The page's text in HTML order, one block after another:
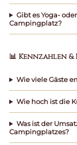
Gibt es Yoga-
Campingplatz?
📊 Kennzahlen &
Wie viele Gäste
Wie hoch ist die
Was ist der
Campingplatzes?